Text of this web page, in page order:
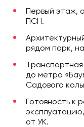
Первый этаж,
ПСН.
рядом парк,
до метро
Садового
Готовность к
от УК.